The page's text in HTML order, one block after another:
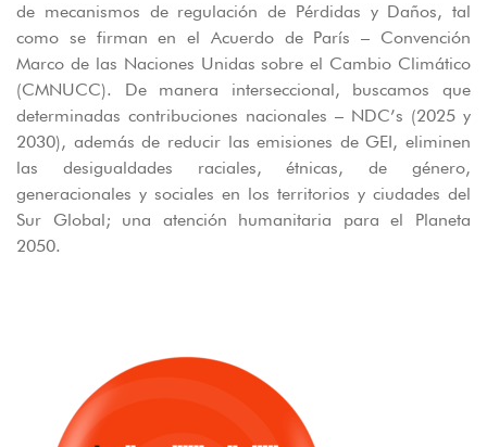
de mecanismos de regulación de Pérdidas y Daños, tal
como se firman en el Acuerdo de París – Convención
Marco de las Naciones Unidas sobre el Cambio Climático
(CMNUCC). De manera interseccional, buscamos que
determinadas contribuciones nacionales – NDC’s (2025 y
2030), además de reducir las emisiones de GEI, eliminen
las desigualdades raciales, étnicas, de género,
generacionales y sociales en los territorios y ciudades del
Sur Global; una atención humanitaria para el Planeta
2050.